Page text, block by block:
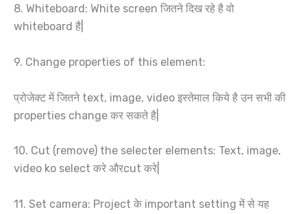
8. Whiteboard: White screen जितने दिख रहे है वो
whiteboard है|
9. Change properties of this element:
प्रोजेक्ट में जितने text, image, video इस्तेमाल किये है उन सभी की
properties change कर सकते है|
10. Cut (remove) the selecter elements: Text, image,
video ko select करे औरcut करे|
11. Set camera: Project के important setting में से यह